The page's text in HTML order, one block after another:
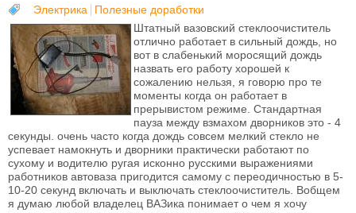
Электрика
Полезные доработки
Штатный вазовский стеклоочиститель
отлично работает в сильный дождь, но
вот в слабенький моросящий дождь
назвать его работу хорошей к
сожалению нельзя, я говорю про те
моменты когда он работает в
прерывистом режиме. Стандартная
пауза между взмахом дворников это - 4
секунды. очень часто когда дождь совсем мелкий стекло не
успевает намокнуть и дворники практически работают по
сухому и водителю ругая исконно русскими выражениями
работников автоваза пригодится самому с переодичностью в 5-
10-20 секунд включать и выключать стеклоочиститель. Вобщем
я думаю любой владелец ВАЗика понимает о чем я хочу